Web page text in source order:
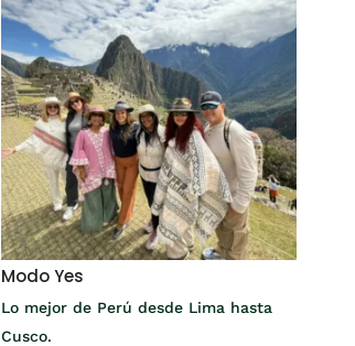
Modo Yes
Lo mejor de Perú desde Lima hasta
Cusco.